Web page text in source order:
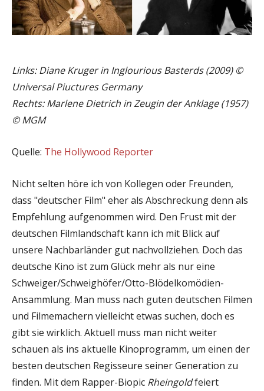
Links: Diane Kruger in Inglourious Basterds (2009) ©
Universal Piuctures Germany
Rechts: Marlene Dietrich in Zeugin der Anklage (1957)
© MGM
Quelle: The Hollywood Reporter
Nicht selten höre ich von Kollegen oder Freunden,
dass "deutscher Film" eher als Abschreckung denn als
Empfehlung aufgenommen wird. Den Frust mit der
deutschen Filmlandschaft kann ich mit Blick auf
unsere Nachbarländer gut nachvollziehen. Doch das
deutsche Kino ist zum Glück mehr als nur eine
Schweiger/Schweighöfer/Otto-Blödelkomödien-
Ansammlung. Man muss nach guten deutschen Filmen
und Filmemachern vielleicht etwas suchen, doch es
gibt sie wirklich. Aktuell muss man nicht weiter
schauen als ins aktuelle Kinoprogramm, um einen der
besten deutschen Regisseure seiner Generation zu
finden. Mit dem Rapper-Biopic Rheingoldfeiert